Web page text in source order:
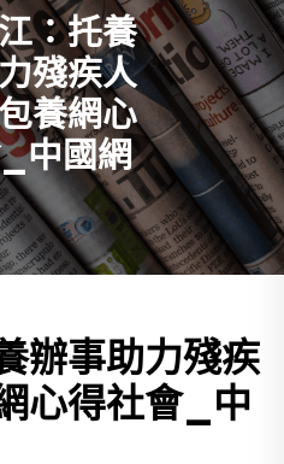
：托養
殘疾人
養網心
中國網
辦事助力殘疾
心得社會_中